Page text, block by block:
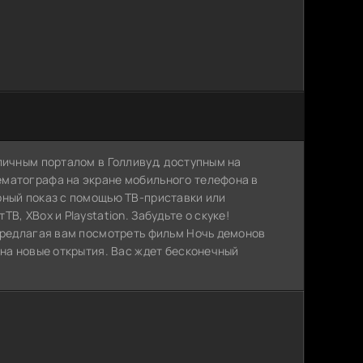
порталом в Голливуд, доступным на
на экране мобильного телефона в
показ с помощью ТВ-приставки или
XBox и Playstation. Забудьте о скуке!
вам посмотреть фильм Ночь демонов
новые открытия. Вас ждет бесконечный